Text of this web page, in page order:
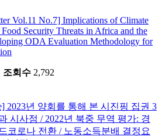
Vol.11 No.7] Implications of Climate
Security Threats in Africa and the
ODA Evaluation Methodology for
조회수 2,792
2023년 양회를 통해 본 시진핑 집권 3
시사점 / 2022년 북중 무역 평가: 경
코로나 전환 / 노동소득분배 결정요